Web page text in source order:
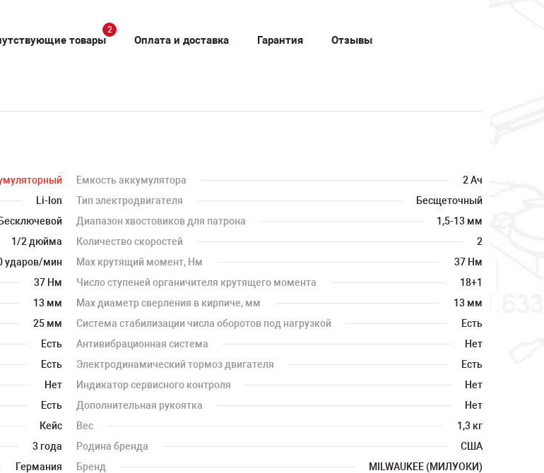
товары
2
Оплата и доставка Гарантия Отзывы
Емкость аккумулятора
2 Ач
Li-Ion Тип электродвигателя
Бесщеточный
Бесключевой Диапазон хвостовиков для патрона
1,5-13 мм
1/2 дюйма Количество скоростей
2
ударов/мин Мах крутящий момент, Нм
37 Нм
37 Нм Число ступеней органичителя крутящего момента
18+1
13 мм Мах диаметр сверления в кирпиче, мм
13 мм
25 мм Система стабилизации числа оборотов под нагрузкой
Есть
Есть Антивибрационная система
Нет
Есть Электродинамический тормоз двигателя
Есть
Нет Индикатор сервисного контроля
Нет
Есть Дополнительная рукоятка
Нет
Кейс Вес
1,3 кг
3 года Родина бренда
США
Германия Бренд MILWAUKEE (МИЛУОКИ)